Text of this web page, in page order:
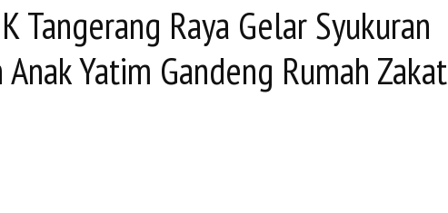
Tangerang Raya Gelar Syukuran
Anak Yatim Gandeng Rumah Zakat